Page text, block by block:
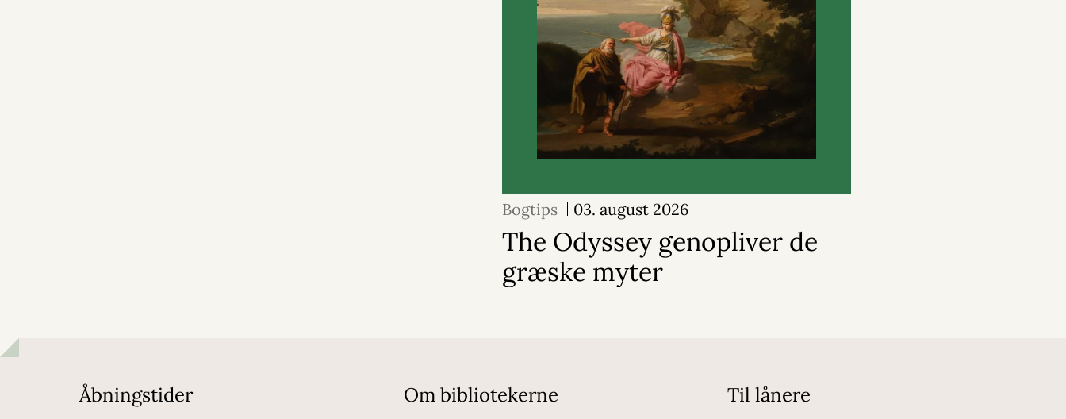
Bogtips 03. august 2026
The Odyssey genopliver de
græske myter
Åbningstider Om bibliotekerne Til lånere